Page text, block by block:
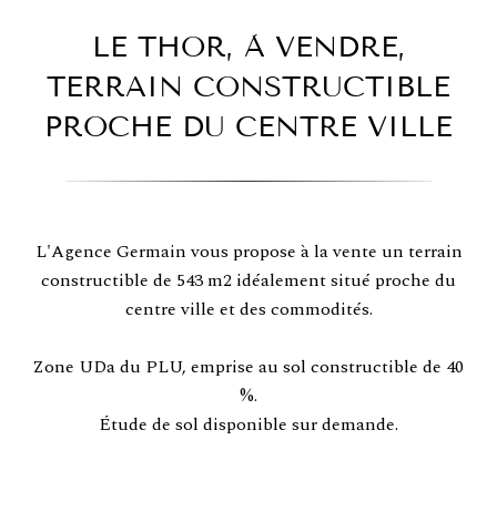
LE THOR, À VENDRE,
TERRAIN CONSTRUCTIBLE
PROCHE DU CENTRE VILLE
L'Agence Germain vous propose à la vente un terrain
constructible de 543 m2 idéalement situé proche du
centre ville et des commodités.
Zone UDa du PLU, emprise au sol constructible de 40
%.
Étude de sol disponible sur demande.